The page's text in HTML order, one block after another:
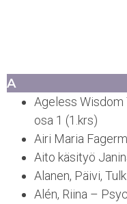
A
Ageless Wisdom
osa 1 (1.krs)
Airi Maria
Aito käsityö
Alanen, Päivi,
Alén, Riina –